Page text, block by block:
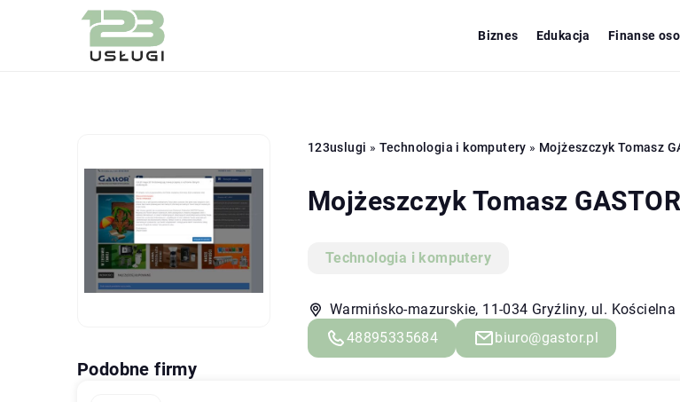
Biznes Edukacja Finanse
123uslugi » Technologia i komputery » Mojżeszczyk Tomasz
Mojżeszczyk Tomasz GASTOR
Technologia i komputery
Warmińsko-mazurskie, 11-034 Gryźliny, ul. Kościelna
48895335684
biuro@gastor.pl
Podobne firmy